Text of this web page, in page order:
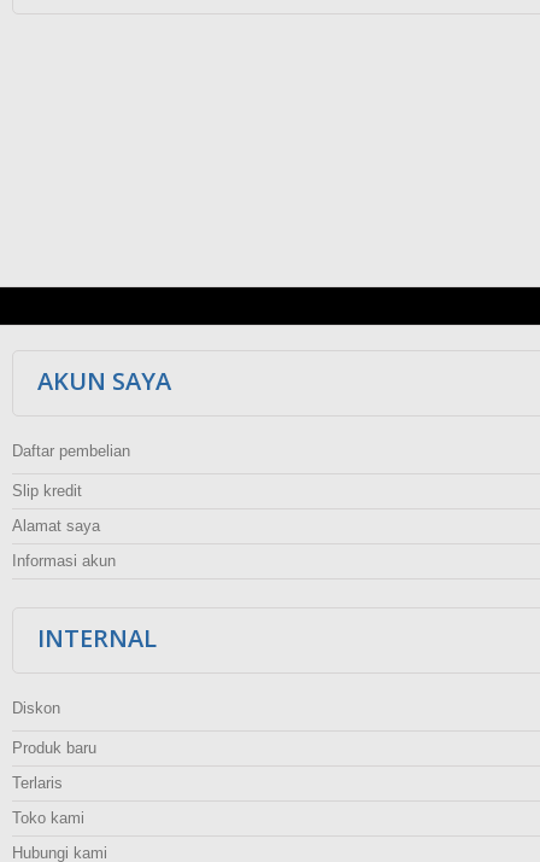
AKUN SAYA
Daftar pembelian
Slip kredit
Alamat saya
Informasi akun
INTERNAL
Diskon
Produk baru
Terlaris
Toko kami
Hubungi kami